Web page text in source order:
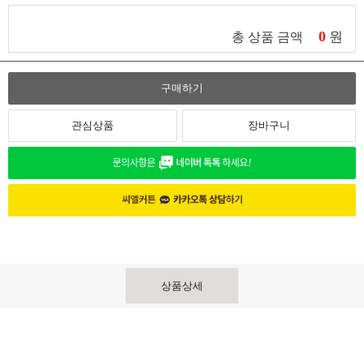
총 상품 금액 0 원
구매하기
관심상품 장바구니
상품상세